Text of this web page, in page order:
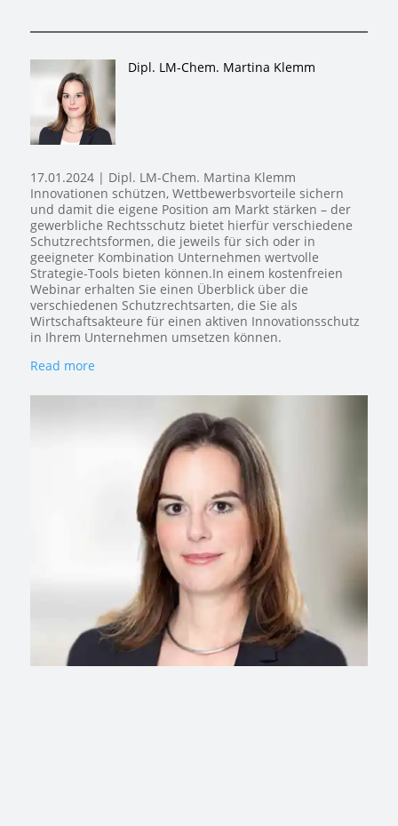
Dipl. LM-Chem. Martina Klemm
17.01.2024 | Dipl. LM-Chem. Martina Klemm
Innovationen schützen, Wettbewerbsvorteile sichern
und damit die eigene Position am Markt stärken – der
gewerbliche Rechtsschutz bietet hierfür verschiedene
Schutzrechtsformen, die jeweils für sich oder in
geeigneter Kombination Unternehmen wertvolle
Strategie-Tools bieten können.In einem kostenfreien
Webinar erhalten Sie einen Überblick über die
verschiedenen Schutzrechtsarten, die Sie als
Wirtschaftsakteure für einen aktiven Innovationsschutz
in Ihrem Unternehmen umsetzen können.
Read more